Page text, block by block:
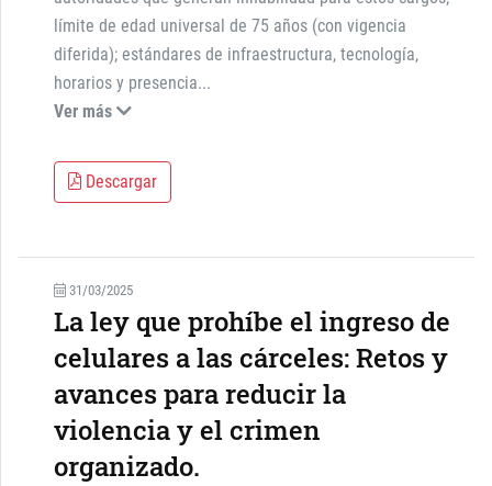
límite de edad universal de 75 años (con vigencia
diferida); estándares de infraestructura, tecnología,
horarios y presencia...
Ver más
Descargar
31/03/2025
La ley que prohíbe el ingreso de
celulares a las cárceles: Retos y
avances para reducir la
violencia y el crimen
organizado.